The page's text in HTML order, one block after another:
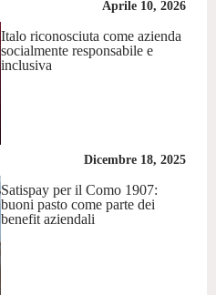
Aprile 10, 2026
Italo riconosciuta come azienda
socialmente responsabile e
inclusiva
Dicembre 18, 2025
Satispay per il Como 1907:
buoni pasto come parte dei
benefit aziendali